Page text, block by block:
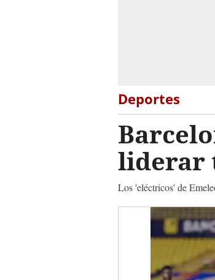
Deportes
liderar
Los 'eléctricos' de